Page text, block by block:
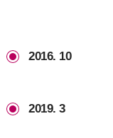
2016. 10
2019. 3